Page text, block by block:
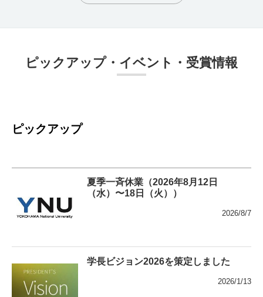
ピックアップ・イベント・受賞情報
ピックアップ
夏季⼀⻫休業（2026年8⽉12⽇
（水）〜18⽇（火））
2026/8/7
学長ビジョン2026を策定しました
2026/1/13